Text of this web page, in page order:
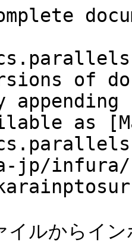
of
as
jp/infura/
ルからイン